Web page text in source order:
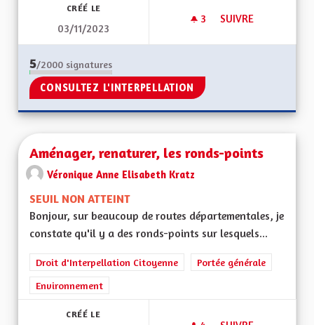
CRÉÉ LE
03/11/2023
3 3 ABONNÉS
SUIVRE
5/2000 signatures
CONSULTEZ L'INTERPELLATION
Aménager, renaturer, les ronds-points
Véronique Anne Elisabeth Kratz
SEUIL NON ATTEINT
Bonjour, sur beaucoup de routes départementales, je
constate qu'il y a des ronds-points sur lesquels...
Droit d'Interpellation Citoyenne
Portée générale
Environnement
CRÉÉ LE